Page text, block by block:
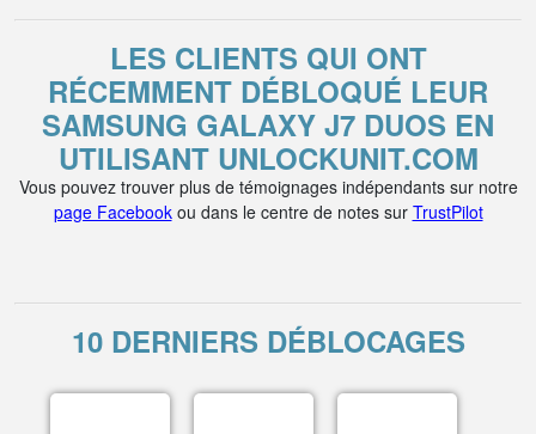
LES CLIENTS QUI ONT
RÉCEMMENT DÉBLOQUÉ LEUR
SAMSUNG GALAXY J7 DUOS EN
UTILISANT UNLOCKUNIT.COM
Vous pouvez trouver plus de témoignages indépendants sur notre
page Facebookou dans le centre de notes sur TrustPilot
10 DERNIERS DÉBLOCAGES